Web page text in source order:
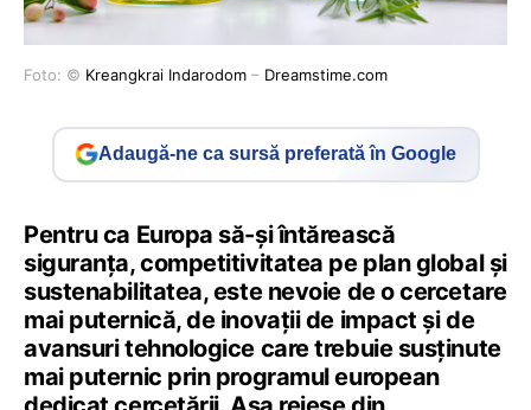
Foto: © Kreangkrai Indarodom – Dreamstime.com
Adaugă-ne ca sursă preferată în Google
Pentru ca Europa să-și întărească
siguranța, competitivitatea pe plan global și
sustenabilitatea, este nevoie de o cercetare
mai puternică, de inovații de impact și de
avansuri tehnologice care trebuie susținute
mai puternic prin programul european